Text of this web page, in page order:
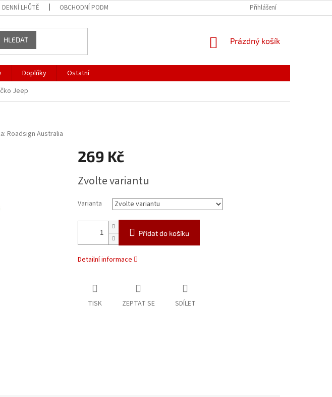
LHŮTĚ OBCHODNÍ PODMÍNKY PODMÍNKY ZPRACOVÁNÍ OSOBNÍCH ÚDAJŮ
Přihlášení
HLEDAT
NÁKUPNÍ
Prázdný košík
Doplňky
Ostatní
Jeep
Roadsign Australia
269 Kč
cena:
Zvolte variantu
Varianta
Přidat do košíku
Detailní informace
TISK ZEPTAT SE SDÍLET